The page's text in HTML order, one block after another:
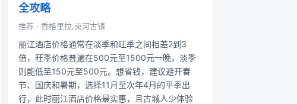
全攻略
推荐 · 香格里拉,束河古镇
丽江酒店价格通常在淡季和旺季之间相差2到3
倍，旺季价格普遍在500元至1500元一晚，淡季
则能低至150元至500元。想省钱，建议避开春
节、国庆和暑期，选择11月至次年4月的平季出
行，此时丽江酒店价格最实惠，且古城人少体验